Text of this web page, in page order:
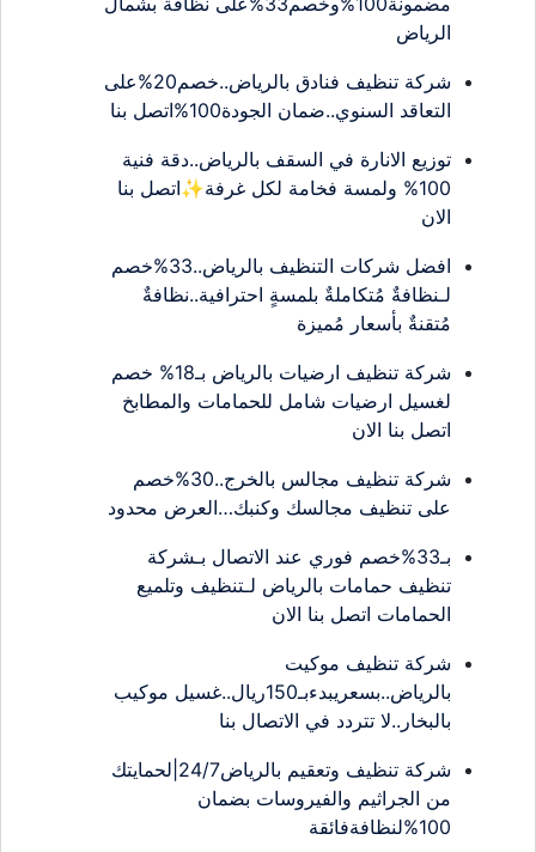
الرياض
شركة تنظيف فنادق بالرياض..خصم20%على
التعاقد السنوي..ضمان الجودة100%اتصل بنا
توزيع الانارة في السقف بالرياض..دقة فنية
100% ولمسة فخامة لكل غرفة✨اتصل بنا
الان
افضل شركات التنظيف بالرياض..33%خصم
لـنظافةٌ مُتكاملةٌ بلمسةٍ احترافية..نظافةٌ
مُتقنةٌ بأسعار مُميزة
شركة تنظيف ارضيات بالرياض بـ18% خصم
لغسيل ارضيات شامل للحمامات والمطابخ
اتصل بنا الان
شركة تنظيف مجالس بالخرج..30%خصم
على تنظيف مجالسك وكنبك…العرض محدود
بـ33%خصم فوري عند الاتصال بـشركة
تنظيف حمامات بالرياض لـتنظيف وتلميع
الحمامات اتصل بنا الان
شركة تنظيف موكيت
بالرياض..بسعريبدءبـ150ريال..غسيل موكيب
بالبخار..لا تتردد في الاتصال بنا
شركة تنظيف وتعقيم بالرياض24/7|لحمايتك
من الجراثيم والفيروسات بضمان
100%لنظافةفائقة